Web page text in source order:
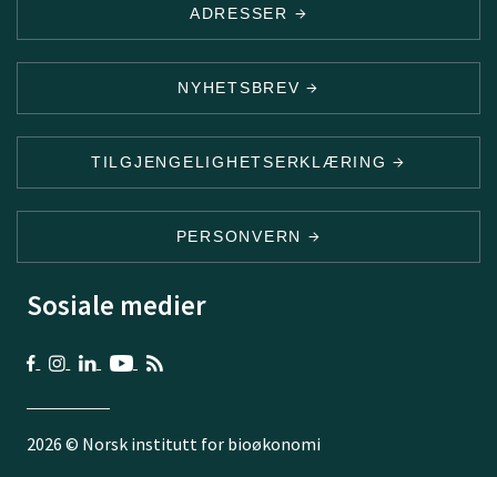
ADRESSER
NYHETSBREV
TILGJENGELIGHETSERKLÆRING
PERSONVERN
Sosiale medier
2026 © Norsk institutt for bioøkonomi